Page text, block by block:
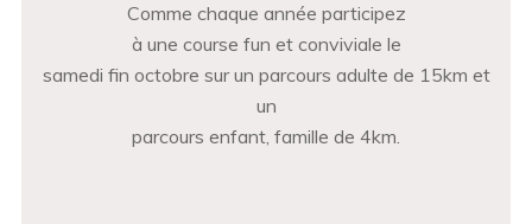
Comme chaque année participez
à une course fun et conviviale le
samedi fin octobre sur un parcours adulte de 15km et
un
parcours enfant, famille de 4km.